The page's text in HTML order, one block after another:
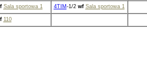
Sala sportowa 1 4TIM -1/2 wf Sala sportowa 1
110